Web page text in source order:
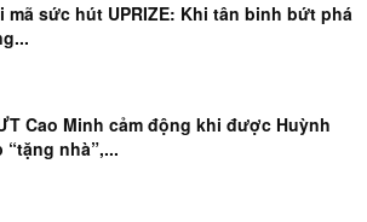
mã sức hút UPRIZE: Khi tân binh bứt phá
Cao Minh cảm động khi được Huỳnh
“tặng nhà”,...